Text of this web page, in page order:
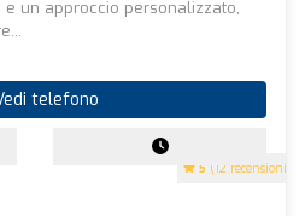
5 (12 recensioni)
un approccio personalizzato,
telefono